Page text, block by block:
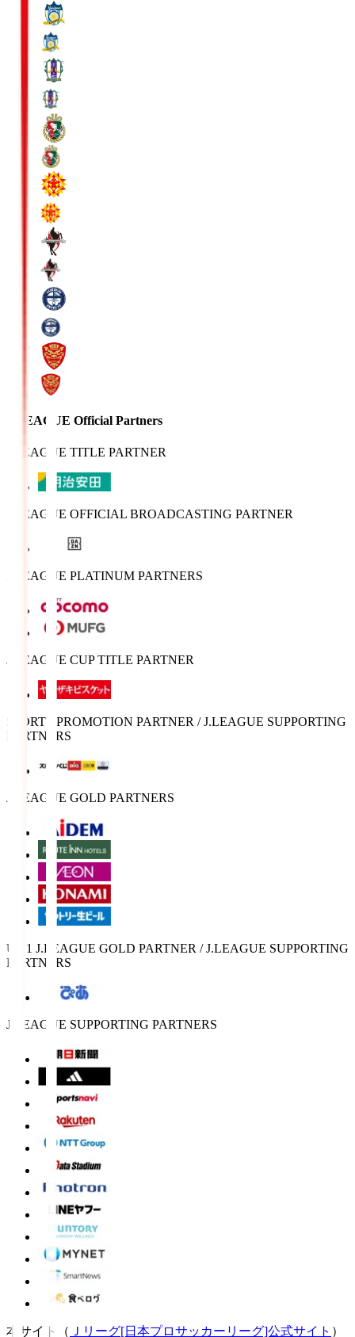
J.LEAGUE Official Partners
J.LEAGUE TITLE PARTNER
J.LEAGUE OFFICIAL BROADCASTING PARTNER
J.LEAGUE PLATINUM PARTNERS
J.LEAGUE CUP TITLE PARTNER
SPORTS PROMOTION PARTNER / J.LEAGUE SUPPORTING
PARTNERS
J.LEAGUE GOLD PARTNERS
U-21 J.LEAGUE GOLD PARTNER / J.LEAGUE SUPPORTING
PARTNERS
J.LEAGUE SUPPORTING PARTNERS
本サイト（ Ｊリーグ[日本プロサッカーリーグ]公式サイト ）